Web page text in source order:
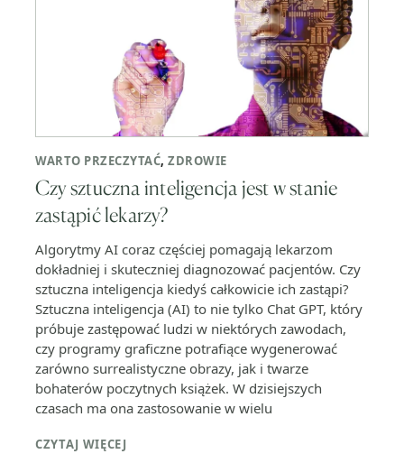
WARTO PRZECZYTAĆ,ZDROWIE
Czy sztuczna inteligencja jest w stanie
zastąpić lekarzy?
Algorytmy AI coraz częściej pomagają lekarzom
dokładniej i skuteczniej diagnozować pacjentów. Czy
sztuczna inteligencja kiedyś całkowicie ich zastąpi?
Sztuczna inteligencja (AI) to nie tylko Chat GPT, który
próbuje zastępować ludzi w niektórych zawodach,
czy programy graficzne potrafiące wygenerować
zarówno surrealistyczne obrazy, jak i twarze
bohaterów poczytnych książek. W dzisiejszych
czasach ma ona zastosowanie w wielu
CZYTAJ WIĘCEJ